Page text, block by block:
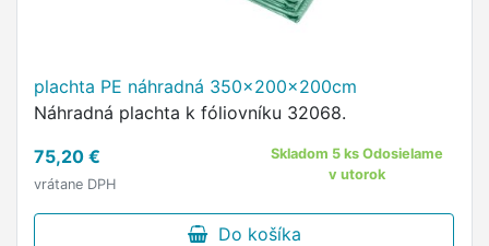
plachta PE náhradná 350x200x200cm
Náhradná plachta k fóliovníku 32068.
75,20 €
vrátane DPH
Skladom 5 ks Odosielame
v utorok
Do košíka